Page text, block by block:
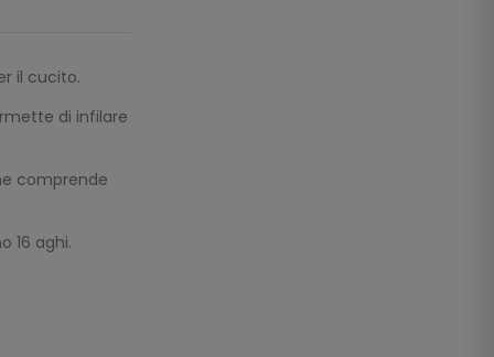
il cucito.
di infilare
comprende
16 aghi.